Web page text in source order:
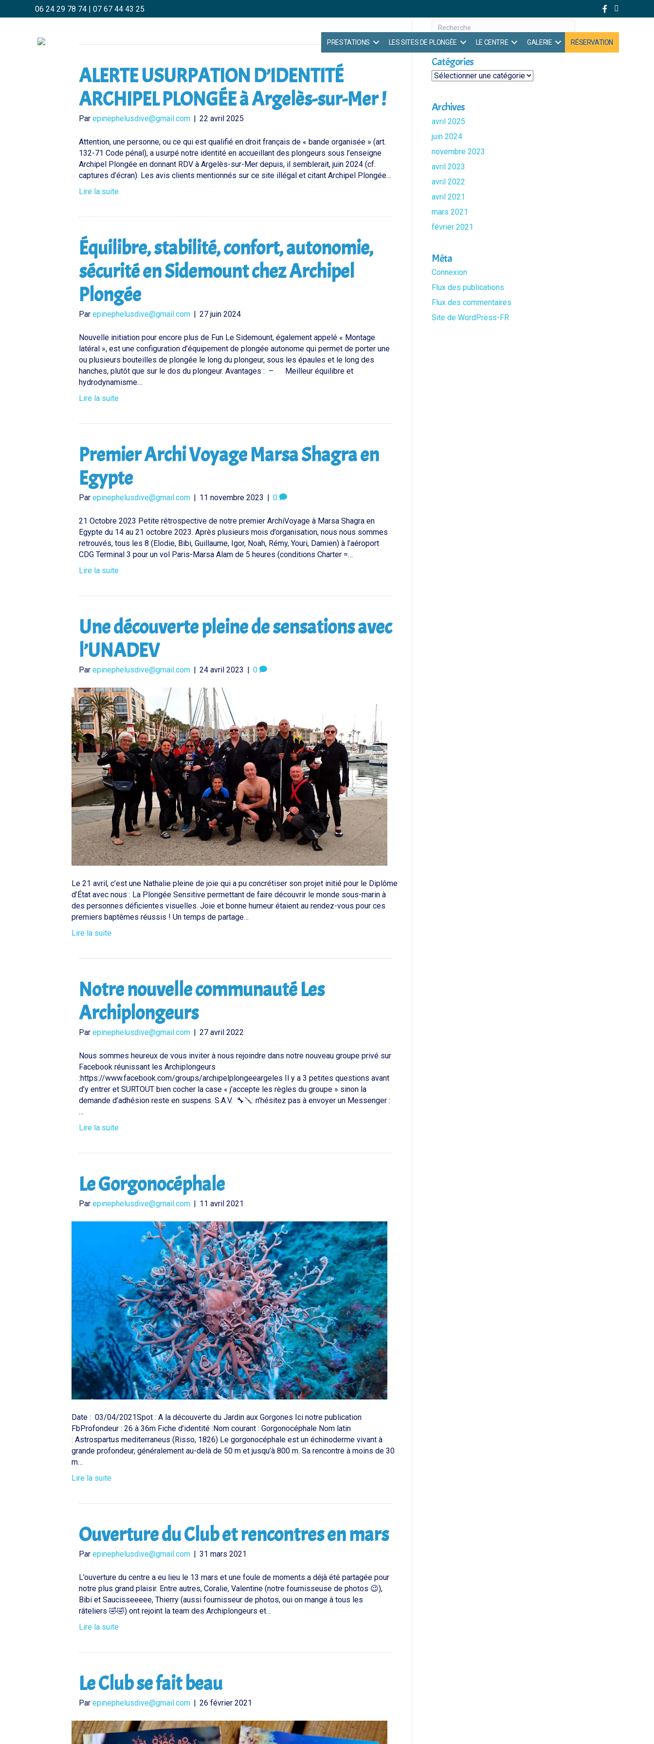
06 24 29 78 74 | 07 67 44 43 25
PRESTATIONS LES SITES DE PLONGÉE LE CENTRE GALERIE RÉSERVATION
ALERTE USURPATION D’IDENTITÉ
ARCHIPEL PLONGÉE à Argelès-sur-Mer !
Par epinephelusdive@gmail.com | 22 avril 2025
Attention, une personne, ou ce qui est qualifié en droit français de « bande organisée » (art.
132-71 Code pénal), a usurpé notre identité en accueillant des plongeurs sous l’enseigne
Archipel Plongée en donnant RDV à Argelès-sur-Mer depuis, il semblerait, juin 2024 (cf.
captures d’écran). Les avis clients mentionnés sur ce site illégal et citant Archipel Plongée…
Lire la suite
Équilibre, stabilité, confort, autonomie,
sécurité en Sidemount chez Archipel
Plongée
Par epinephelusdive@gmail.com | 27 juin 2024
Nouvelle initiation pour encore plus de Fun Le Sidemount, également appelé « Montage
latéral », est une configuration d’équipement de plongée autonome qui permet de porter une
ou plusieurs bouteilles de plongée le long du plongeur, sous les épaules et le long des
hanches, plutôt que sur le dos du plongeur. Avantages : – Meilleur équilibre et
hydrodynamisme…
Lire la suite
Premier Archi Voyage Marsa Shagra en
Egypte
Par epinephelusdive@gmail.com | 11 novembre 2023 | 0
21 Octobre 2023 Petite rétrospective de notre premier ArchiVoyage à Marsa Shagra en
Egypte du 14 au 21 octobre 2023. Après plusieurs mois d’organisation, nous nous sommes
retrouvés, tous les 8 (Elodie, Bibi, Guillaume, Igor, Noah, Rémy, Youri, Damien) à l’aéroport
CDG Terminal 3 pour un vol Paris-Marsa Alam de 5 heures (conditions Charter =…
Lire la suite
Une découverte pleine de sensations avec
l’UNADEV
Par epinephelusdive@gmail.com | 24 avril 2023 | 0
Le 21 avril, c’est une Nathalie pleine de joie qui a pu concrétiser son projet initié pour le Diplôme
d’État avec nous : La Plongée Sensitive permettant de faire découvrir le monde sous-marin à
des personnes déficientes visuelles. Joie et bonne humeur étaient au rendez-vous pour ces
premiers baptêmes réussis ! Un temps de partage…
Lire la suite
Notre nouvelle communauté Les
Archiplongeurs
Par epinephelusdive@gmail.com | 27 avril 2022
Nous sommes heureux de vous inviter à nous rejoindre dans notre nouveau groupe privé sur
Facebook réunissant les Archiplongeurs
:https://www.facebook.com/groups/archipelplongeeargeles Il y a 3 petites questions avant
d’y entrer et SURTOUT bien cocher la case « j’accepte les règles du groupe » sinon la
demande d’adhésion reste en suspens. S.A.V. 🔧🪛: n’hésitez pas à envoyer un Messenger :
…
Lire la suite
Le Gorgonocéphale
Par epinephelusdive@gmail.com | 11 avril 2021
Date : 03/04/2021Spot : A la découverte du Jardin aux Gorgones Ici notre publication
FbProfondeur : 26 à 36m Fiche d’identité :Nom courant : Gorgonocéphale Nom latin
: Astrospartus mediterraneus (Risso, 1826) Le gorgonocéphale est un échinoderme vivant à
grande profondeur, généralement au-delà de 50 m et jusqu’à 800 m. Sa rencontre à moins de 30
m…
Lire la suite
Ouverture du Club et rencontres en mars
Par epinephelusdive@gmail.com | 31 mars 2021
L’ouverture du centre a eu lieu le 13 mars et une foule de moments a déjà été partagée pour
notre plus grand plaisir. Entre autres, Coralie, Valentine (notre fournisseuse de photos 😉),
Bibi et Saucisseeeee, Thierry (aussi fournisseur de photos, oui on mange à tous les
râteliers 🤣🤣) ont rejoint la team des Archiplongeurs et…
Lire la suite
Le Club se fait beau
Par epinephelusdive@gmail.com | 26 février 2021
Catégories
Catégories
Archives
avril 2025
juin 2024
novembre 2023
avril 2023
avril 2022
avril 2021
mars 2021
février 2021
Méta
Connexion
Flux des publications
Flux des commentaires
Site de WordPress-FR